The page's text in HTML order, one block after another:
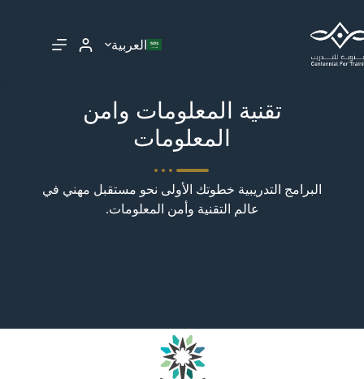
العربية
تقنية المعلومات وامن
المعلومات
البرامج التدريبية خطوتك الأولى نحو مستقبل مهني في
عالم التقنية وأمن المعلومات.